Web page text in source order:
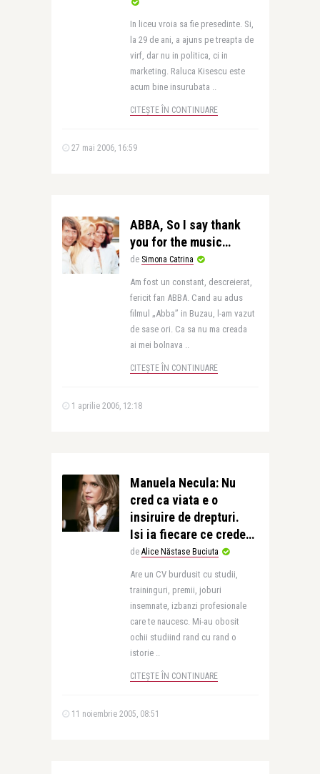
In liceu vroia sa fie presedinte. Si,
la 29 de ani, a ajuns pe treapta de
virf, dar nu in politica, ci in
marketing. Raluca Kisescu este
acum bine insurubata ..
CITEȘTE ÎN CONTINUARE
27 mai 2006, 16:59
ABBA, So I say thank
you for the music…
de Simona Catrina
Am fost un constant, descreierat,
fericit fan ABBA. Cand au adus
filmul „Abba” in Buzau, l-am vazut
de sase ori. Ca sa nu ma creada
ai mei bolnava ..
CITEȘTE ÎN CONTINUARE
1 aprilie 2006, 12:18
Manuela Necula: Nu
cred ca viata e o
insiruire de drepturi.
Isi ia fiecare ce crede…
de Alice Năstase Buciuta
Are un CV burdusit cu studii,
traininguri, premii, joburi
insemnate, izbanzi profesionale
care te naucesc. Mi-au obosit
ochii studiind rand cu rand o
istorie ..
CITEȘTE ÎN CONTINUARE
11 noiembrie 2005, 08:51